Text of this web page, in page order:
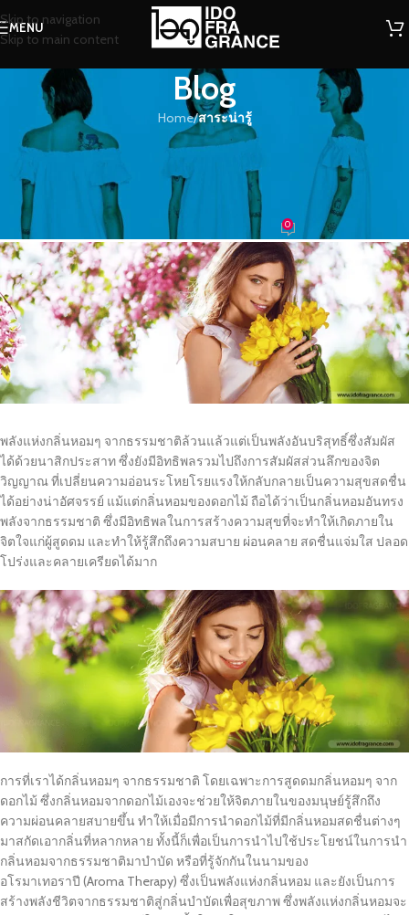
Skip to navigation
Skip to main content
MENU
Blog
Home/สาระน่ารู้
สาระน่ารู้
มหัศจรรย์สมุนไพรกลิ่นหอมธรรมชาติ
สู่กลิ่นบำบัด
น้องน้ำหอม On 15/05/2018 0
พลังแห่งกลิ่นหอมๆ จากธรรมชาติล้วนแล้วแต่เป็นพลังอันบริสุทธิ์ซึ่งสัมผัส
ได้ด้วยนาสิกประสาท ซึ่งยังมีอิทธิพลรวมไปถึงการสัมผัสส่วนลึกของจิต
วิญญาณ ที่เปลี่ยนความอ่อนระโหยโรยแรงให้กลับกลายเป็นความสุขสดชื่น
ได้อย่างน่าอัศจรรย์ แม้แต่กลิ่นหอมของดอกไม้ ถือได้ว่าเป็นกลิ่นหอมอันทรง
พลังจากธรรมชาติ ซึ่งมีอิทธิพลในการสร้างความสุขที่จะทำให้เกิดภายใน
จิตใจแก่ผู้สูดดม และทำให้รู้สึกถึงความสบาย ผ่อนคลาย สดชื่นแจ่มใส ปลอด
โปร่งและคลายเครียดได้มาก
การที่เราได้กลิ่นหอมๆ จากธรรมชาติ โดยเฉพาะการสูดดมกลิ่นหอมๆ จาก
ดอกไม้ ซึ่งกลิ่นหอมจากดอกไม้เองจะช่วยให้จิตภายในของมนุษย์รู้สึกถึง
ความผ่อนคลายสบายขึ้น ทำให้เมื่อมีการนำดอกไม้ที่มีกลิ่นหอมสดชื่นต่างๆ
มาสกัดเอากลิ่นที่หลากหลาย ทั้งนี้ก็เพื่อเป็นการนำไปใช้ประโยชน์ในการนำ
กลิ่นหอมจากธรรมชาติมาบำบัด หรือที่รู้จักกันในนามของ
อโรมาเทอราปี (Aroma Therapy) ซึ่งเป็นพลังแห่งกลิ่นหอม และยังเป็นการ
สร้างพลังชีวิตจากธรรมชาติสู่กลิ่นบำบัดเพื่อสุขภาพ ซึ่งพลังแห่งกลิ่นหอมจะ